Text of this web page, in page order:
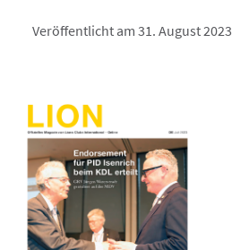
Veröffentlicht am 31. August 2023